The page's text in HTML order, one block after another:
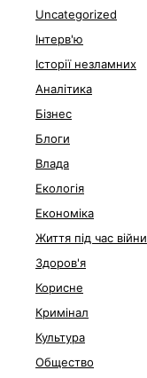
Uncategorized
Інтерв'ю
Історії незламних
Аналітика
Бізнес
Блоги
Влада
Екологія
Економіка
Життя під час війни
Здоров'я
Корисне
Кримінал
Культура
Общество